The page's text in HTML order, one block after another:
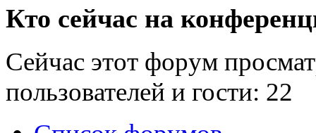
Кто сейчас на
Сейчас этот форум
пользователей и гости: 22